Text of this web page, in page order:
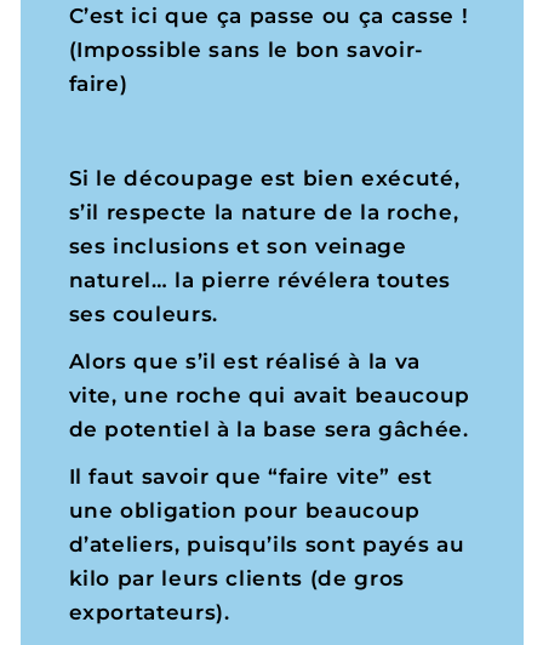
C’est ici que ça passe ou ça casse !
(Impossible sans le bon savoir-
faire)
Si le découpage est bien exécuté,
s’il respecte la nature de la roche,
ses inclusions et son veinage
naturel… la pierre révélera toutes
ses couleurs.
Alors que s’il est réalisé à la va
vite, une roche qui avait beaucoup
de potentiel à la base sera gâchée.
Il faut savoir que “faire vite” est
une obligation pour beaucoup
d’ateliers, puisqu’ils sont payés au
kilo par leurs clients (de gros
exportateurs).